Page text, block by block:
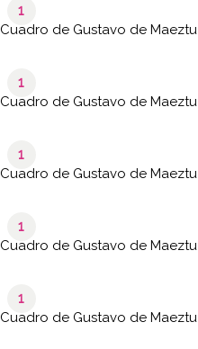
1
Cuadro de Gustavo de Maeztu
1
Cuadro de Gustavo de Maeztu
1
Cuadro de Gustavo de Maeztu
1
Cuadro de Gustavo de Maeztu
1
Cuadro de Gustavo de Maeztu